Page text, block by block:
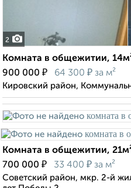
2
Комната в общежитии,
900 000 ₽ 64 300 ₽ за м²
Кировский район,
Комната в общежитии,
700 000 ₽ 33 400 ₽ за м²
Советский район, мкр. 2-й